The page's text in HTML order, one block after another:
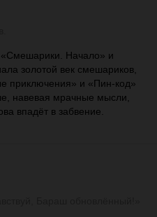
Начало» и
золотой век смешариков,
приключения» и «Пин-код»
навевая мрачные мысли,
впадёт в забвение.